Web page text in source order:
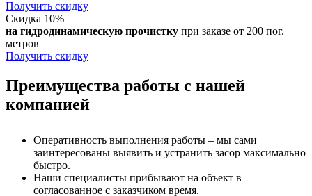
Получить скидку
Скидка 10%
на гидродинамическую прочистку при заказе от 200 пог.
метров
Получить скидку
Преимущества работы с нашей
компанией
Оперативность выполнения работы – мы сами
заинтересованы выявить и устранить засор максимально
быстро.
Наши специалисты прибывают на объект в
согласованное с заказчиком время.